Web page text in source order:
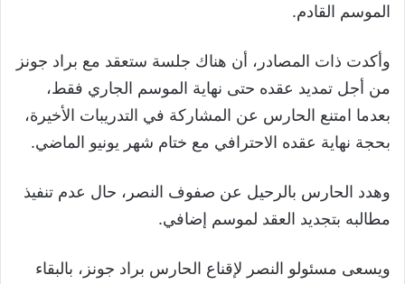
الموسم القادم.
وأكدت ذات المصادر، أن هناك جلسة ستعقد مع براد جونز
من أجل تمديد عقده حتى نهاية الموسم الجاري فقط،
بعدما امتنع الحارس عن المشاركة في التدريبات الأخيرة،
بحجة نهاية عقده الاحترافي مع ختام شهر يونيو الماضي.
وهدد الحارس بالرحيل عن صفوف النصر، حال عدم تنفيذ
مطالبه بتجديد العقد لموسم إضافي.
ويسعى مسئولو النصر لإقناع الحارس براد جونز، بالبقاء